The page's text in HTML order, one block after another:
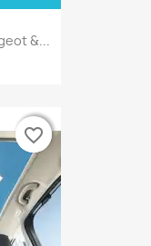
&...
favorite_border
favorite_border